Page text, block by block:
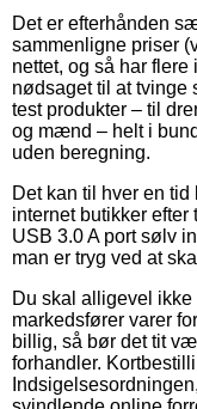
Det er efterhånden
sammenligne priser
nettet, og så har
nødsaget til at tvinge
test produkter – til
og mænd – helt i
uden beregning.
Det kan til hver en
internet butikker
USB 3.0 A port sølv
man er tryg ved at
Du skal alligevel
markedsfører varer
billig, så bør det tit
forhandler.